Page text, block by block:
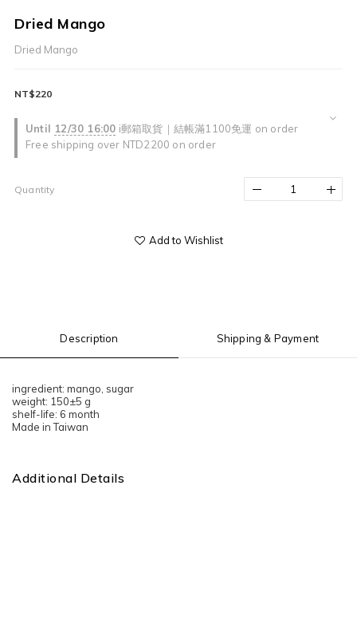
Dried Mango
Dried Mango
Until 12/30 16:00 i郵箱取貨｜結帳滿1100免運 on order
Free shipping over NTD2200 on order
NT$220
Quantity
Add to Wishlist
Description Shipping & Payment
ingredient: mango, sugar
weight: 150±5 g
shelf-life: 6 month
Made in Taiwan
Additional Details